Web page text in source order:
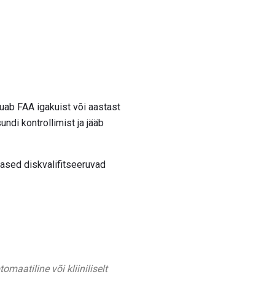
FAA igakuist või aastast
kontrollimist ja jääb
diskvalifitseeruvad
või kliiniliselt